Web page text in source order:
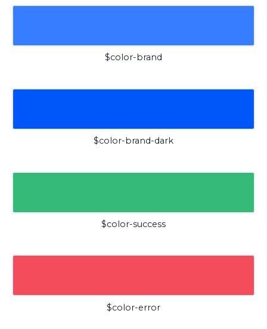
$color-brand
$color-brand-dark
$color-success
$color-error